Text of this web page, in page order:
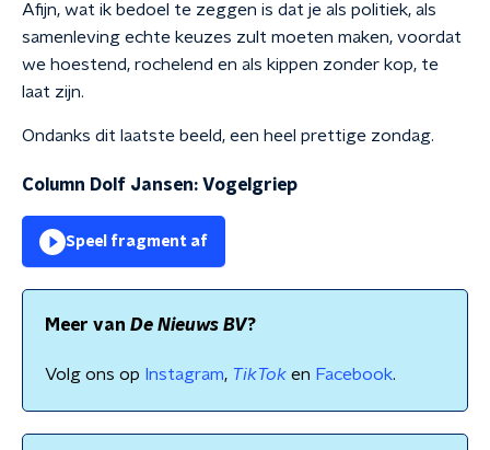
Afijn, wat ik bedoel te zeggen is dat je als politiek, als
samenleving echte keuzes zult moeten maken, voordat
we hoestend, rochelend en als kippen zonder kop, te
laat zijn.
Ondanks dit laatste beeld, een heel prettige zondag.
Column Dolf Jansen: Vogelgriep
Speel fragment af
Meer van De Nieuws BV?
Volg ons op Instagram, TikTok en Facebook.